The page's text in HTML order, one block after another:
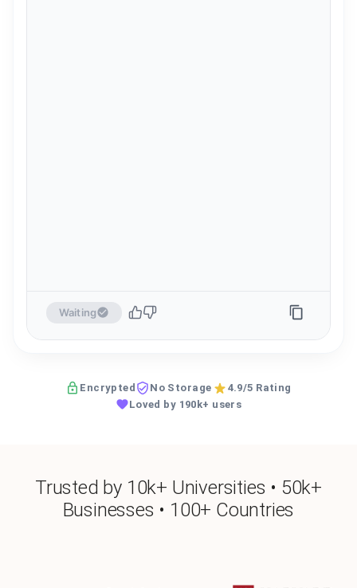
Waiting
Encrypted No Storage
4.9/5 Rating
Loved by 190k+ users
Trusted by 10k+ Universities • 50k+
Businesses • 100+ Countries